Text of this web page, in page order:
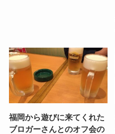
福岡から遊びに来てくれた
ブロガーさんとのオフ会の